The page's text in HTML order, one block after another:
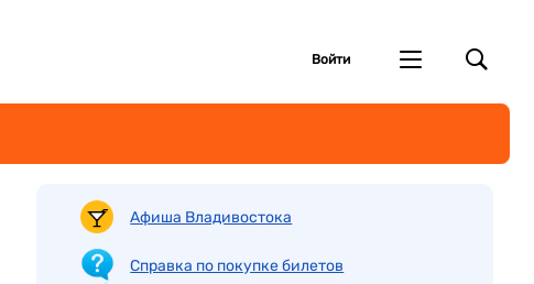
Войти
Афиша Владивостока
Справка по покупке билетов